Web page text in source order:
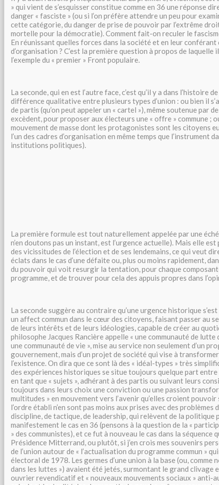
» qui vient de s’esquisser constitue comme en 36 une réponse
danger « fasciste » (ou si l’on préfère attendre un peu pour
cette catégorie, du danger de prise de pouvoir par l’extrême
mortelle pour la démocratie). Comment fait-on reculer le
En réunissant quelles forces dans la société et en leur conférant
d’organisation ? C’est la première question à propos de
l’exemple du « premier » Front populaire.
La seconde, qui en est l’autre face, c’est qu’il y a dans l’histoire
différence qualitative entre plusieurs types d’union : ou bien il
de partis (qu’on peut appeler un « cartel »), même soutenue par
excèdent, pour proposer aux électeurs une « offre » commune ;
mouvement de masse dont les protagonistes sont les citoyens
l’un des cadres d’organisation en même temps que l’instrument
institutions politiques).
La première formule est tout naturellement appelée par une
n’en doutons pas un instant, est l’urgence actuelle). Mais elle
des vicissitudes de l’élection et de ses lendemains, ce qui veut
éclats dans le cas d’une défaite ou, plus ou moins rapidement,
du pouvoir qui voit resurgir la tentation, pour chaque
programme, et de trouver pour cela des appuis propres dans
La seconde suggère au contraire qu’une urgence historique
un affect commun dans le cœur des citoyens, faisant passer au
de leurs intérêts et de leurs idéologies, capable de créer au
philosophe Jacques Rancière appelle « une communauté de lutte
une communauté de vie », mise au service non seulement d’un
gouvernement, mais d’un projet de société qui vise à
l’existence. On dira que ce sont là des « idéal-types » très
des expériences historiques se situe toujours quelque part entre
en tant que « sujets », adhérant à des partis ou suivant leurs
toujours dans leurs choix une conviction ou une passion
multitudes » en mouvement vers l’avenir qu’elles croient
l’ordre établi n’en sont pas moins aux prises avec des
discipline, de tactique, de leadership, qui relèvent de la politique
manifestement le cas en 36 (pensons à la question de la «
» des communistes), et ce fut à nouveau le cas dans la séquence
Présidence Mitterrand, ou plutôt, si j’en crois mes souvenirs
de l’union autour de « l’actualisation du programme commun »
électoral de 1978. Les germes d’une union à la base (ou, comme
dans les luttes ») avaient été jetés, surmontant le grand clivage
ouvrier revendicatif et « nouveaux mouvements sociaux » anti-